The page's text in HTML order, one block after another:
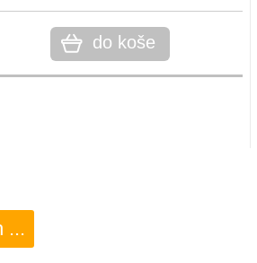
do koše
...